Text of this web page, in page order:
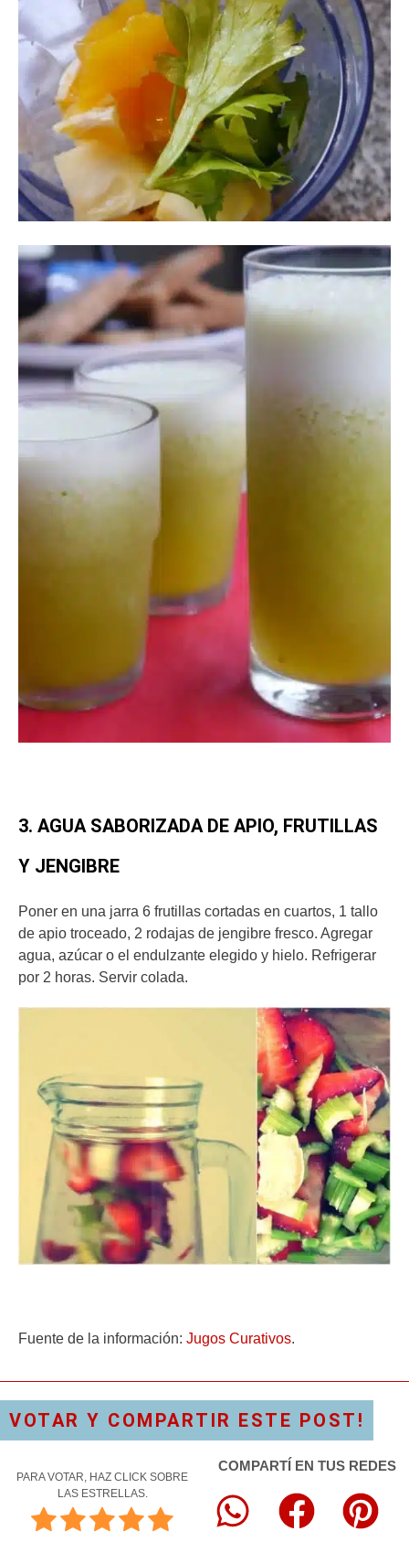
3. AGUA SABORIZADA DE APIO, FRUTILLAS
Y JENGIBRE
Poner en una jarra 6 frutillas cortadas en cuartos, 1 tallo
de apio troceado, 2 rodajas de jengibre fresco. Agregar
agua, azúcar o el endulzante elegido y hielo. Refrigerar
por 2 horas. Servir colada.
Fuente de la información: Jugos Curativos.
VOTAR Y COMPARTIR ESTE POST!
PARA VOTAR, HAZ CLICK SOBRE
LAS ESTRELLAS.
COMPARTÍ EN TUS REDES